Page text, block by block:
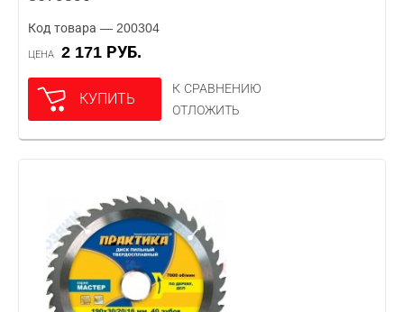
Код товара — 200304
ЦЕНА 2 171 РУБ.
КУПИТЬ
К СРАВНЕНИЮ
ОТЛОЖИТЬ